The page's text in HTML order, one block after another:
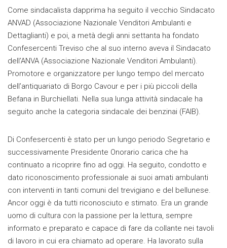
Come sindacalista dapprima ha seguito il vecchio Sindacato
ANVAD (Associazione Nazionale Venditori Ambulanti e
Dettaglianti) e poi, a metà degli anni settanta ha fondato
Confesercenti Treviso che al suo interno aveva il Sindacato
dell’ANVA (Associazione Nazionale Venditori Ambulanti).
Promotore e organizzatore per lungo tempo del mercato
dell’antiquariato di Borgo Cavour e per i più piccoli della
Befana in Burchiellati. Nella sua lunga attività sindacale ha
seguito anche la categoria sindacale dei benzinai (FAIB).
Di Confesercenti è stato per un lungo periodo Segretario e
successivamente Presidente Onorario carica che ha
continuato a ricoprire fino ad oggi. Ha seguito, condotto e
dato riconoscimento professionale ai suoi amati ambulanti
con interventi in tanti comuni del trevigiano e del bellunese.
Ancor oggi è da tutti riconosciuto e stimato. Era un grande
uomo di cultura con la passione per la lettura, sempre
informato e preparato e capace di fare da collante nei tavoli
di lavoro in cui era chiamato ad operare. Ha lavorato sulla